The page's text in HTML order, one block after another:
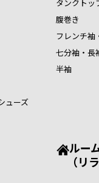
ューズ
タンクトッ
腹巻き
フレンチ袖
七分袖・長
半袖
ルー
（リラ